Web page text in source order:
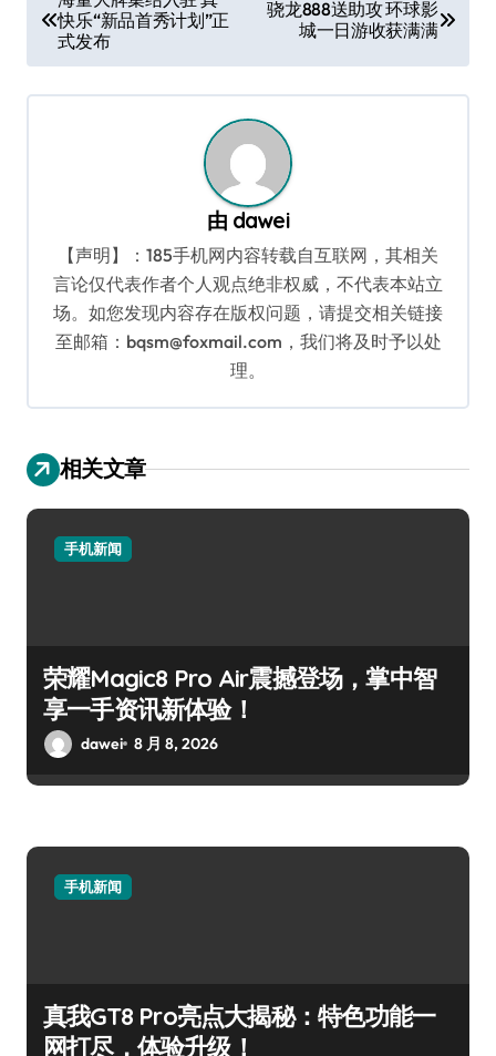
章
导
航
快乐“新品首秀计划”正
式发布
骁龙888送助攻 环球影
城一日游收获满满
由 dawei
【声明】：185手机网内容转载自互联网，其相关
言论仅代表作者个人观点绝非权威，不代表本站立
场。如您发现内容存在版权问题，请提交相关链接
至邮箱：bqsm@foxmail.com，我们将及时予以处
理。
相关文章
手机新闻
荣耀Magic8 Pro Air震撼登场，掌中智
享一手资讯新体验！
dawei 8 月 8, 2026
手机新闻
真我GT8 Pro亮点大揭秘：特色功能一
网打尽，体验升级！